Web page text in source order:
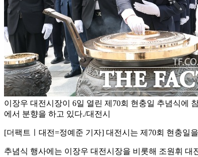
이장우 대전시장이 6일 열린 제70회 현충일 추념식에
에서 분향을 하고 있다./대전시
[더팩트ㅣ대전=정예준 기자] 대전시는 제70회 현충일
추념식 행사에는 이장우 대전시장을 비롯해 조원휘